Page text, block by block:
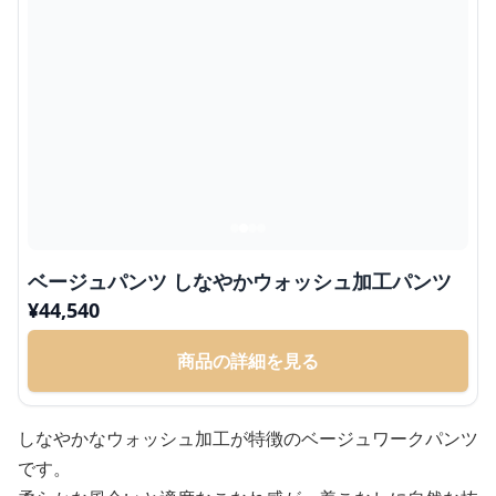
ベージュパンツ しなやかウォッシュ加工パンツ
¥44,540
商品の詳細を見る
しなやかなウォッシュ加工が特徴のベージュワークパンツ
です。